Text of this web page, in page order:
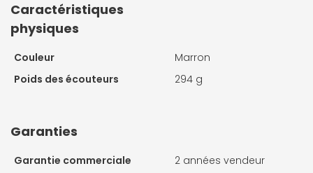
Caractéristiques
physiques
Couleur
Marron
Poids des écouteurs
294 g
Garanties
Garantie commerciale
2 années vendeur